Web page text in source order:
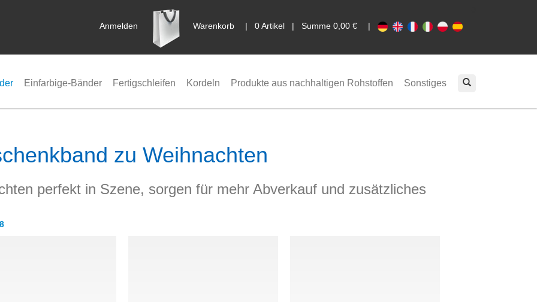
Anmelden
Warenkorb
| 0 Artikel | Summe 0,00 € |
Einfarbige-Bänder Fertigschleifen Kordeln Produkte aus nachhaltigen Rohstoffen Sonstiges
zu Weihnachten
perfekt in Szene, sorgen für mehr Abverkauf und zusätzliches